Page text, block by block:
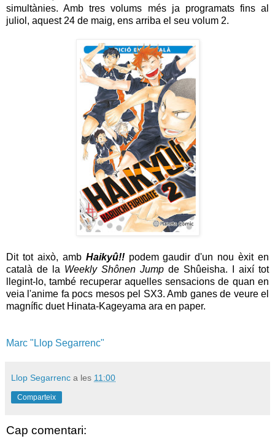
simultànies. Amb tres volums més ja programats fins al
juliol, aquest 24 de maig, ens arriba el seu volum 2.
Dit tot això, amb Haikyû!!podem gaudir d'un nou èxit en
català de la Weekly Shônen Jump de Shûeisha. I així tot
llegint-lo, també recuperar aquelles sensacions de quan en
veia l'anime fa pocs mesos pel SX3. Amb ganes de veure el
magnífic duet Hinata-Kageyama ara en paper.
Marc "Llop Segarrenc"
Llop Segarrenc a les 11:00
Comparteix
Cap comentari: